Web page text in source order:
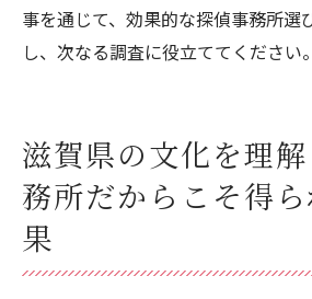
事を通じて、効果的な探偵事務所選
し、次なる調査に役立ててください。
滋賀県の文化を理
務所だからこそ得
果